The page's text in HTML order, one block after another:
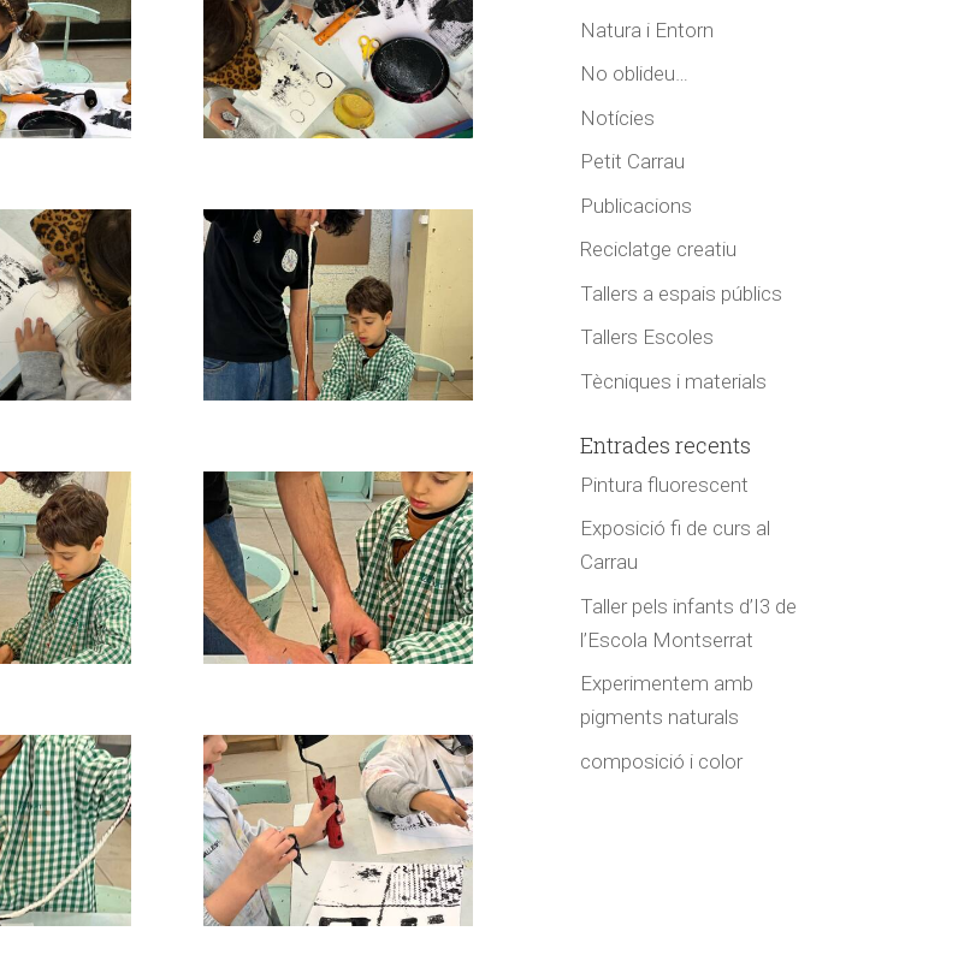
Natura i Entorn
No oblideu…
Notícies
Petit Carrau
Publicacions
Reciclatge creatiu
Tallers a espais públics
Tallers Escoles
Tècniques i materials
Entrades recents
Pintura fluorescent
Exposició fi de curs al
Carrau
Taller pels infants d’I3 de
l’Escola Montserrat
Experimentem amb
pigments naturals
composició i color